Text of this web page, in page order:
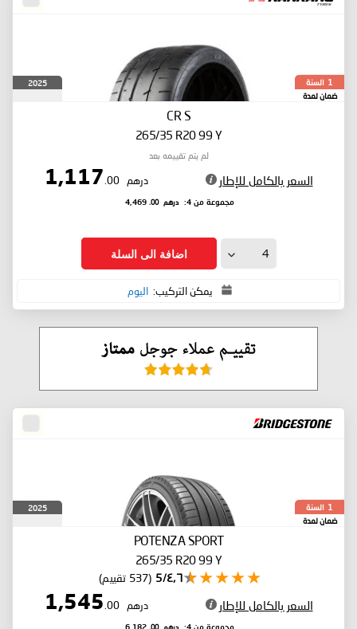
1 السنة
ضمان لمدة
2025
CR S
265/35 R20 99 Y
لم يتم تقييمه بعد
السعر بالكامل للإطار درهم 1,117
.00
مجموعة من 4: درهم 4,469
.00
اضافة الى السلة
يمكن التركيب: اليوم
1 السنة
ضمان لمدة
2025
POTENZA SPORT
265/35 R20 99 Y
٤٫٦/5 (537 تقييم)
السعر بالكامل للإطار درهم 1,545
.00
مجموعة من 4: درهم 6,182
.00